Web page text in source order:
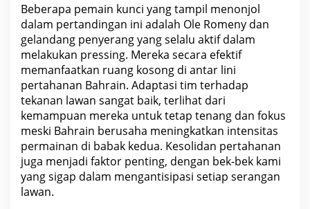
Beberapa pemain kunci yang tampil menonjol
dalam pertandingan ini adalah Ole Romeny dan
gelandang penyerang yang selalu aktif dalam
melakukan pressing. Mereka secara efektif
memanfaatkan ruang kosong di antar lini
pertahanan Bahrain. Adaptasi tim terhadap
tekanan lawan sangat baik, terlihat dari
kemampuan mereka untuk tetap tenang dan fokus
meski Bahrain berusaha meningkatkan intensitas
permainan di babak kedua. Kesolidan pertahanan
juga menjadi faktor penting, dengan bek-bek kami
yang sigap dalam mengantisipasi setiap serangan
lawan.